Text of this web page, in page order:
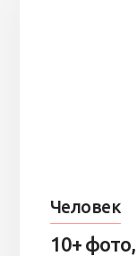
Человек
10+